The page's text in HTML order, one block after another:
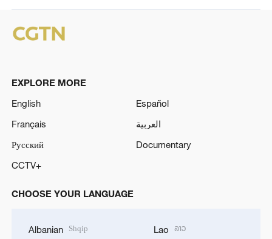
EXPLORE MORE
English
Español
Français
العربية
Русский
Documentary
CCTV+
CHOOSE YOUR LANGUAGE
Albanian Shqip Lao ລາວ